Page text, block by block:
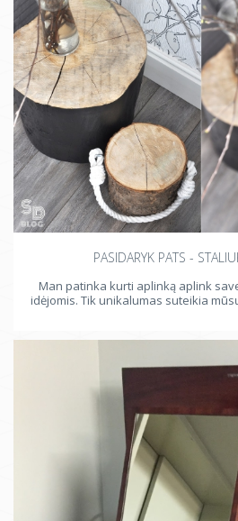
PASIDARYK PATS -
Man patinka kurti aplinką aplink
idėjomis. Tik unikalumas suteikia